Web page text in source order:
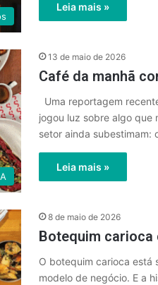
Leia mais »
13 de maio de 2026
Café da manhã
Uma reportagem
jogou luz sobre algo que
setor ainda subestimam:
Leia mais »
8 de maio de 2026
Botequim carioca
O botequim carioca está
modelo de negócio. E a